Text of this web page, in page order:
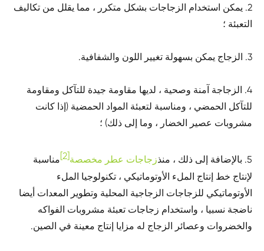
2. يمكن استخدام الزجاجات بشكل متكرر ، مما يقلل من تكاليف
التعبئة ؛
3. الزجاج يمكن بسهولة تغيير اللون والشفافية.
4. الزجاجة آمنة وصحية ، لديها مقاومة جيدة للتآكل ومقاومة
للتآكل الحمضي ، ومناسبة لتعبئة المواد الحمضية (إذا كانت
مشروبات عصير الخضار ، وما إلى ذلك) ؛
5. بالإضافة إلى ذلك ، منذ زجاجات عطر مخصصة[2]
مناسبة
لإنتاج خط إنتاج الملء الأوتوماتيكي ، تكنولوجيا الملء
الأوتوماتيكي للزجاجات الزجاجية المحلية وتطوير المعدات أيضا
ناضجة نسبيا ، واستخدام زجاجات تعبئة مشروبات الفواكه
والخضروات وعصائر الزجاج له مزايا إنتاج معينة في الصين.